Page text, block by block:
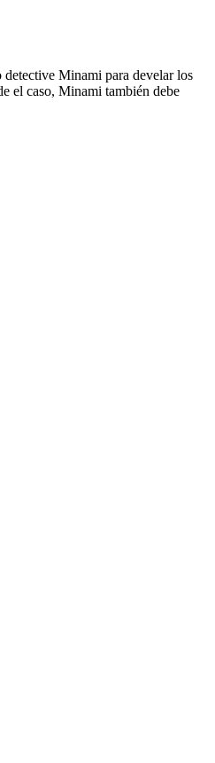
detective Minami para develar los
el caso, Minami también debe